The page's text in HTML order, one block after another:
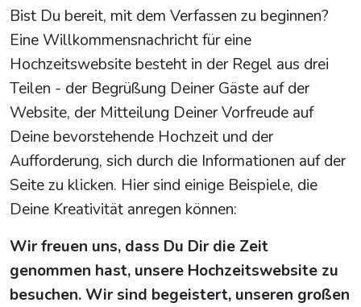
Bist Du bereit, mit dem Verfassen zu beginnen?
Eine Willkommensnachricht für eine
Hochzeitswebsite besteht in der Regel aus drei
Teilen - der Begrüßung Deiner Gäste auf der
Website, der Mitteilung Deiner Vorfreude auf
Deine bevorstehende Hochzeit und der
Aufforderung, sich durch die Informationen auf der
Seite zu klicken. Hier sind einige Beispiele, die
Deine Kreativität anregen können:
Wir freuen uns, dass Du Dir die Zeit
genommen hast, unsere Hochzeitswebsite zu
besuchen. Wir sind begeistert, unseren großen